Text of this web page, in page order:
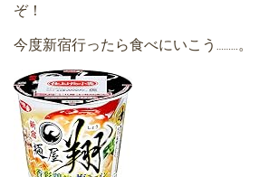
ぞ！
今度新宿行ったら食べにいこう………。